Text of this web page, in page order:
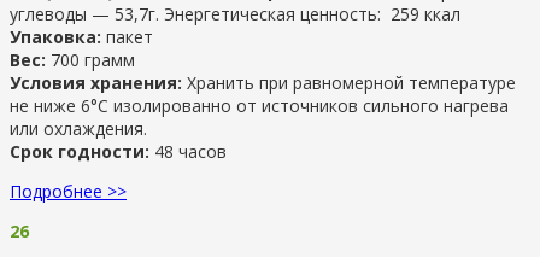
углеводы — 53,7г. Энергетическая ценность: 259 ккал
Упаковка: пакет
Вес: 700 грамм
Условия хранения: Хранить при равномерной температуре
не ниже 6°С изолированно от источников сильного нагрева
или охлаждения.
Срок годности: 48 часов
Подробнее >>
26